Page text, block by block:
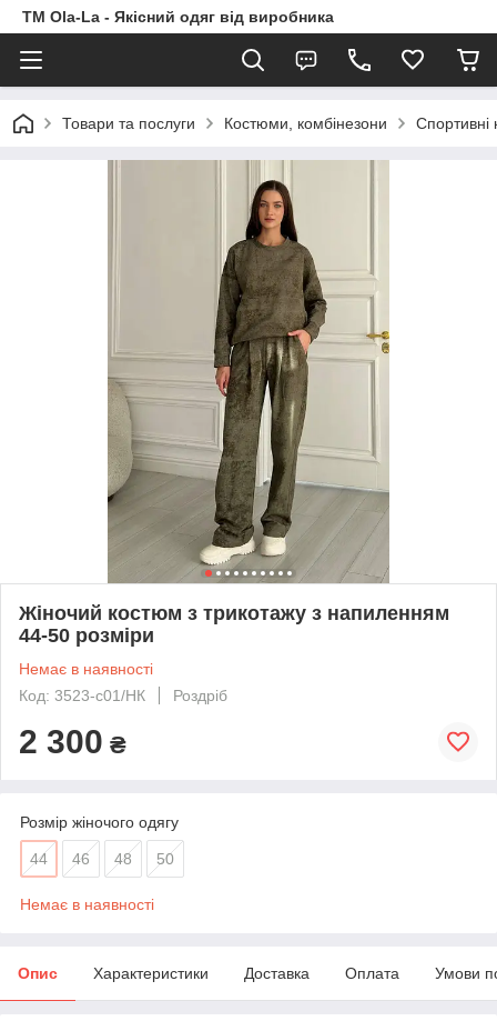
TM Ola-La - Якісний одяг від виробника
Товари та послуги Костюми, комбінезони Спортивні
Жіночий костюм з трикотажу з напиленням
44-50 розміри
Немає в наявності
Код: 3523-c01/НК
Роздріб
2 300 ₴
Розмір жіночого одягу
44 46 48 50
Немає в наявності
Опис Характеристики Доставка Оплата Умови